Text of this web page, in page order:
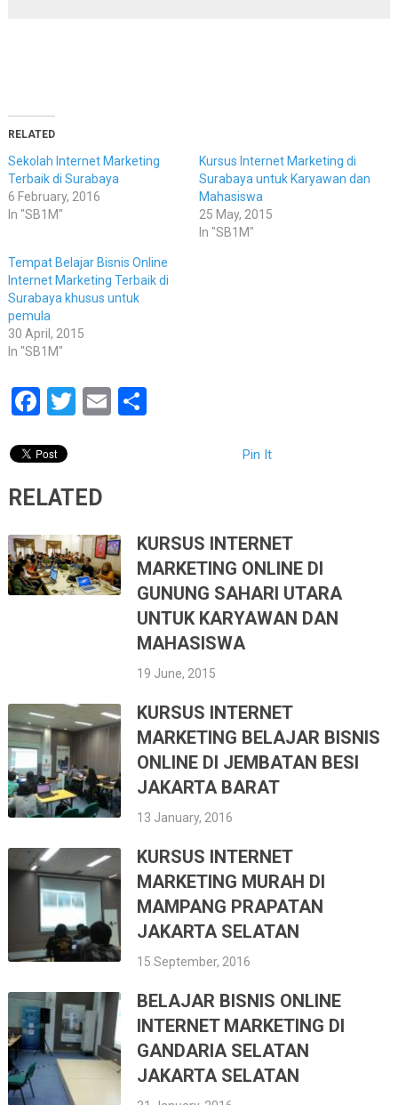
RELATED
Sekolah Internet Marketing
Terbaik di Surabaya
6 February, 2016
In "SB1M"
Kursus Internet Marketing di
Surabaya untuk Karyawan dan
Mahasiswa
25 May, 2015
In "SB1M"
Tempat Belajar Bisnis Online
Internet Marketing Terbaik di
Surabaya khusus untuk
pemula
30 April, 2015
In "SB1M"
Facebook
Twitter
Email
Pin It
RELATED
KURSUS INTERNET
MARKETING ONLINE DI
GUNUNG SAHARI UTARA
UNTUK KARYAWAN DAN
MAHASISWA
19 June, 2015
KURSUS INTERNET
MARKETING BELAJAR BISNIS
ONLINE DI JEMBATAN BESI
JAKARTA BARAT
13 January, 2016
KURSUS INTERNET
MARKETING MURAH DI
MAMPANG PRAPATAN
JAKARTA SELATAN
15 September, 2016
BELAJAR BISNIS ONLINE
INTERNET MARKETING DI
GANDARIA SELATAN
JAKARTA SELATAN